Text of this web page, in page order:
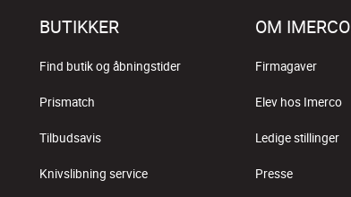
BUTIKKER
Find butik og åbningstider
Prismatch
Tilbudsavis
Knivslibning service
OM IMERCO
Firmagaver
Elev hos Imerco
Ledige stillinger
Presse